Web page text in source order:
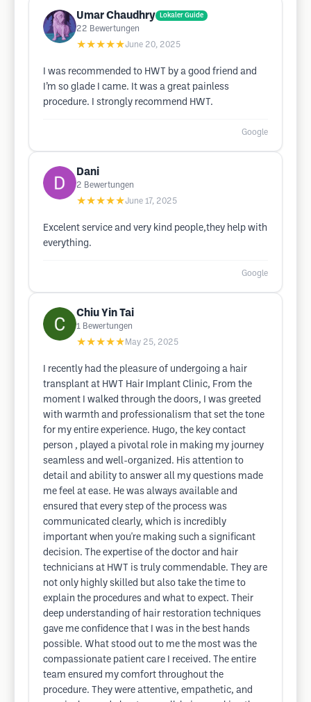
Umar Chaudhry Lokaler Guide
22 Bewertungen
★★★★★June 20, 2025
I was recommended to HWT by a good friend and
I’m so glade I came. It was a great painless
procedure. I strongly recommend HWT.
Google
Dani
2 Bewertungen
★★★★★June 17, 2025
Excelent service and very kind people,they help with
everything.
Google
Chiu Yin Tai
1 Bewertungen
★★★★★ May 25, 2025
I recently had the pleasure of undergoing a hair
transplant at HWT Hair Implant Clinic, From the
moment I walked through the doors, I was greeted
with warmth and professionalism that set the tone
for my entire experience. Hugo, the key contact
person , played a pivotal role in making my journey
seamless and well-organized. His attention to
detail and ability to answer all my questions made
me feel at ease. He was always available and
ensured that every step of the process was
communicated clearly, which is incredibly
important when you're making such a significant
decision. The expertise of the doctor and hair
technicians at HWT is truly commendable. They are
not only highly skilled but also take the time to
explain the procedures and what to expect. Their
deep understanding of hair restoration techniques
gave me confidence that I was in the best hands
possible. What stood out to me the most was the
compassionate patient care I received. The entire
team ensured my comfort throughout the
procedure. They were attentive, empathetic, and